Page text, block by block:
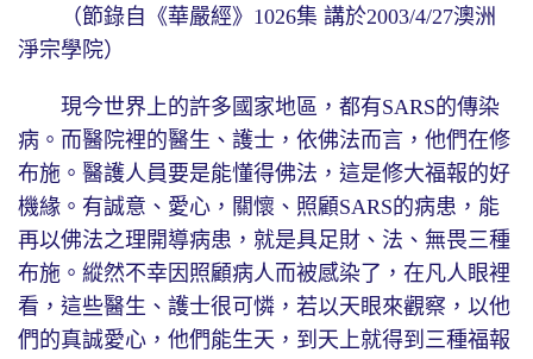
（節錄自《華嚴經》1026集 講於2003/4/27澳洲
淨宗學院）
現今世界上的許多國家地區，都有SARS的傳染
病。而醫院裡的醫生、護士，依佛法而言，他們在修
布施。醫護人員要是能懂得佛法，這是修大福報的好
機緣。有誠意、愛心，關懷、照顧SARS的病患，能
再以佛法之理開導病患，就是具足財、法、無畏三種
布施。縱然不幸因照顧病人而被感染了，在凡人眼裡
看，這些醫生、護士很可憐，若以天眼來觀察，以他
們的真誠愛心，他們能生天，到天上就得到三種福報